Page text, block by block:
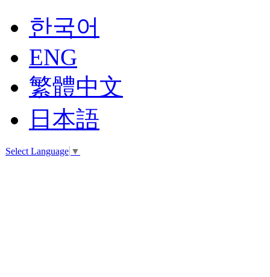
한국어
ENG
繁體中文
日本語
Select Language ▼